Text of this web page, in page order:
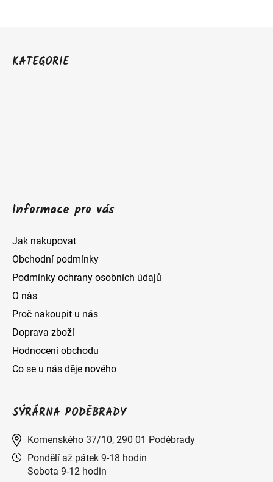
KATEGORIE
Informace pro vás
Jak nakupovat
Obchodní podmínky
Podmínky ochrany osobních údajů
O nás
Proč nakoupit u nás
Doprava zboží
Hodnocení obchodu
Co se u nás děje nového
SÝRÁRNA PODĚBRADY
Komenského 37/10, 290 01 Poděbrady
Pondělí až pátek 9-18 hodin
Sobota 9-12 hodin